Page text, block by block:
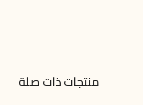
منتجات ذات صلة